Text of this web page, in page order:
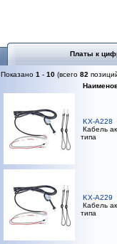
Платы к
Показано 1 - 10 (всего 82
KX-A228
Кабель
типа
KX-A229
Кабель
типа